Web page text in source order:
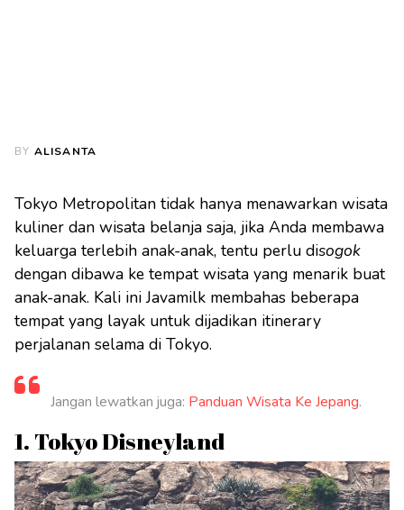
BY ALISANTA
Tokyo Metropolitan tidak hanya menawarkan wisata
kuliner dan wisata belanja saja, jika Anda membawa
keluarga terlebih anak-anak, tentu perlu disogok
dengan dibawa ke tempat wisata yang menarik buat
anak-anak. Kali ini Javamilk membahas beberapa
tempat yang layak untuk dijadikan itinerary
perjalanan selama di Tokyo.
Jangan lewatkan juga: Panduan Wisata Ke Jepang.
1. Tokyo Disneyland